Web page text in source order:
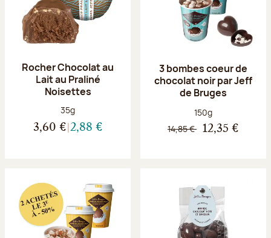
Rocher Chocolat au
Lait au Praliné
Noisettes
Poids net :
35g
3,60 € 2,88 €
3 bombes coeur de
chocolat noir par Jeff
de Bruges
Poids net :
150g
14,85 € 12,35 €